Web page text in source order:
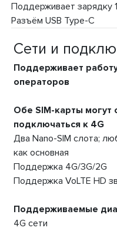
Поддерживает зарядку
Разъём USB Type-C
Сети и
Поддерживает
операторов
Обе SIM-карты могут
подключаться к 4G
Два Nano-SIM слота;
как основная
Поддержка 4G/3G/2G
Поддержка VoLTE HD
Поддерживаемые
4G сети